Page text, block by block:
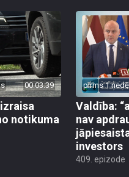
00:03:39
notikuma
pirms 1
Valdība:
nav
investors
409. epizode